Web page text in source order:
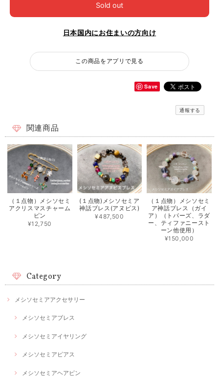
Sold out
日本国内にお住まいの方向け
この商品をアプリで見る
Save
通報する
関連商品
（１点物）メシソセミ
アクリスマスチャーム
ピン
¥12,750
(１点物)メシソセミア
神話ブレス(アヌビス)
¥487,500
（１点物）メシソセミ
ア神話ブレス（ガイ
ア）（トパーズ、ラダ
ー、ティファニースト
ーン他使用）
¥150,000
Category
メシソセミアアクセサリー
メシソセミアブレス
メシソセミアイヤリング
メシソセミアピアス
メシソセミアヘアピン